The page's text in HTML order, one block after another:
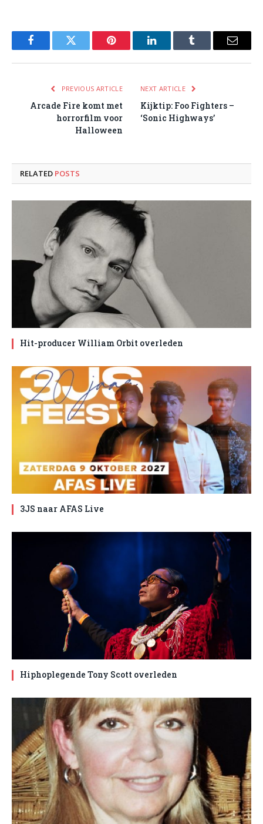
FacebookTwitter Pinterest LinkedInTumblr Email
PREVIOUS ARTICLE
Arcade Fire komt met
horrorfilm voor
Halloween
NEXT ARTICLE
Kijktip: Foo Fighters –
‘Sonic Highways’
RELATED POSTS
Hit-producer William Orbit overleden
3JS naar AFAS Live
Hiphoplegende Tony Scott overleden